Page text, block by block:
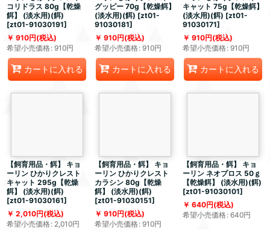
コリドラス 80g【乾燥
餌】 (淡水用)(餌)
[zt01-91030191]
910円(税込)
希望小売価格: 910円
カートに入れる
グッピー 70g【乾燥餌】
(淡水用)(餌) [zt01-
91030181]
910円(税込)
希望小売価格: 910円
カートに入れる
キャット 75g【乾燥餌】
(淡水用)(餌) [zt01-
91030171]
910円(税込)
希望小売価格: 910円
カートに入れる
【飼育用品・餌】 キョ
ーリン ひかりクレスト
キャット 295g【乾燥
餌】 (淡水用)(餌)
[zt01-91030161]
2,010円(税込)
希望小売価格: 2,010円
【飼育用品・餌】 キョ
ーリン ひかりクレスト
カラシン 80g【乾燥
餌】 (淡水用)(餌)
[zt01-91030151]
910円(税込)
希望小売価格: 910円
【飼育用品・餌】 キョ
ーリン ネオプロス 50ｇ
【乾燥餌】 (淡水用)(餌)
[zt01-91030101]
640円(税込)
希望小売価格: 640円